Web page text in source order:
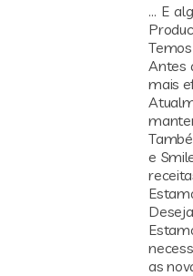
… E
Antes
mais
e
as